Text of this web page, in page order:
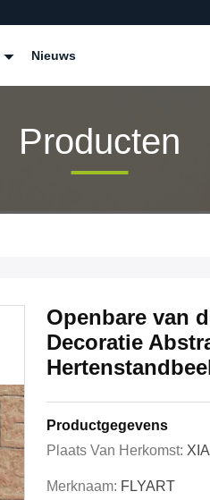
Nieuws
Producten
Openbare van
Decoratie
Productgegevens
Plaats Van Herkomst:
Merknaam: FLYART